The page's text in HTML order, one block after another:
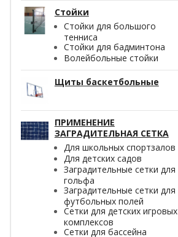
Стойки
Стойки для большого
тенниса
Стойки для бадминтона
Волейбольные стойки
Щиты баскетбольные
ПРИМЕНЕНИЕ
ЗАГРАДИТЕЛЬНАЯ СЕТКА
Для школьных спортзалов
Для детских садов
Заградительные сетки для
гольфа
Заградительные сетки для
футбольных полей
Сетки для детских игровых
комплексов
Сетки для бассейна